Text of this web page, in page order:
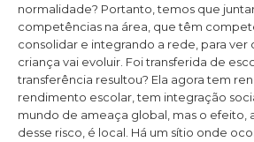
normalidade? Portanto, temos que
competências na área, que têm
consolidar e integrando a rede, para ver
criança vai evoluir. Foi transferida de
transferência resultou? Ela agora tem
rendimento escolar, tem integração
mundo de ameaça global, mas o efeito,
desse risco, é local. Há um sítio onde